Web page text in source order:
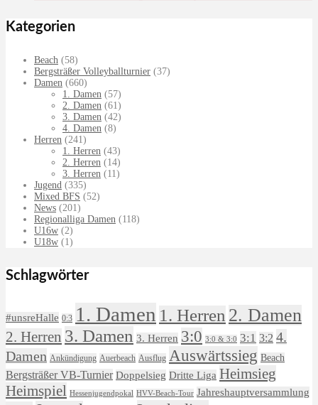
Kategorien
Beach (58)
Bergsträßer Volleyballturnier (37)
Damen (660)
1. Damen (57)
2. Damen (61)
3. Damen (42)
4. Damen (8)
Herren (241)
1. Herren (43)
2. Herren (14)
3. Herren (11)
Jugend (335)
Mixed BFS (52)
News (201)
Regionalliga Damen (118)
U16w (2)
U18w (1)
Schlagwörter
#unsreHalle 0:3 1. Damen 1. Herren 2. Damen
2. Herren 3. Damen 3. Herren 3:0 3:0 & 3:0 3:1 3:2 4.
Damen Ankündigung Auerbeach Ausflug Auswärtssieg Beach
Bergsträßer VB-Turnier Doppelsieg Dritte Liga Heimsieg
Heimspiel Hessenjugendpokal HVV-Beach-Tour Jahreshauptversammlung